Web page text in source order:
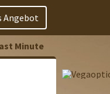
Angebot
Minute